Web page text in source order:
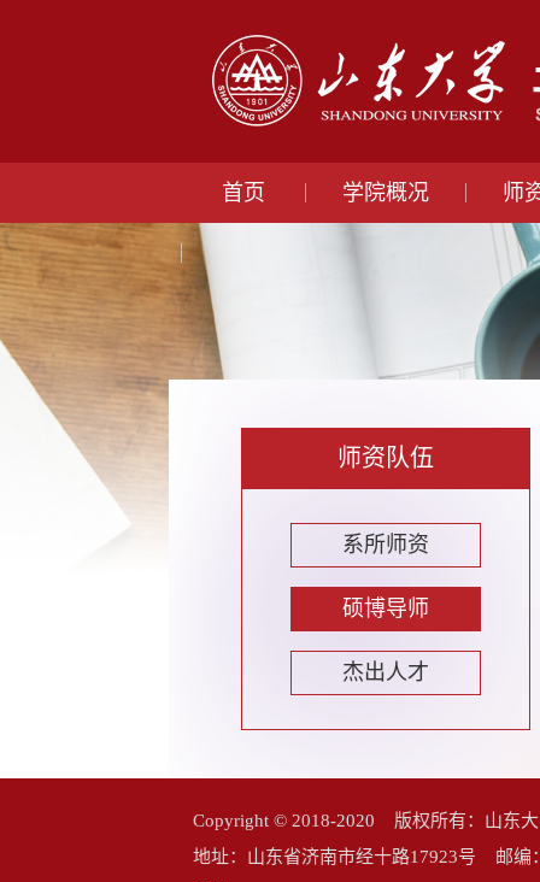
首页 学院概况 师
师资队伍
系所师资
硕博导师
杰出人才
Copyright © 2018-2020 版权所有：山东
地址：山东省济南市经十路17923号 邮